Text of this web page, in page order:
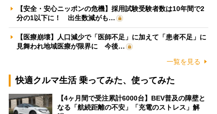
【安全・安心ニッポンの危機】採用試験受験者数は10年間で2
分の1以下に！ 出生数減がも…
【医療崩壊】人口減少で「医師不足」に加えて「患者不足」に
見舞われ地域医療が限界に 今後…
一覧を見る
快適クルマ生活 乗ってみた、使ってみた
【4ヶ月間で受注累計6000台】BEV普及の障壁と
なる「航続距離の不安」「充電のストレス」解